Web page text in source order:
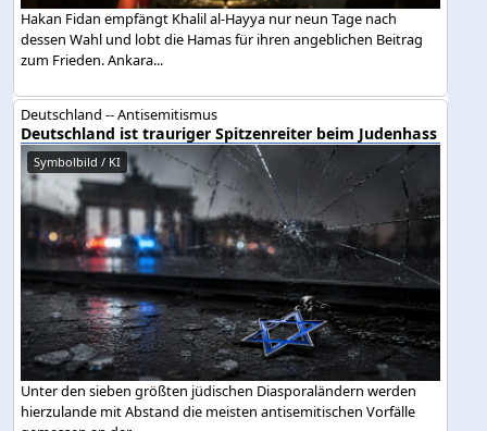
Hakan Fidan empfängt Khalil al-Hayya nur neun Tage nach
dessen Wahl und lobt die Hamas für ihren angeblichen Beitrag
zum Frieden. Ankara...
Deutschland -- Antisemitismus
Deutschland ist trauriger Spitzenreiter beim Judenhass
Symbolbild / KI
Unter den sieben größten jüdischen Diasporaländern werden
hierzulande mit Abstand die meisten antisemitischen Vorfälle